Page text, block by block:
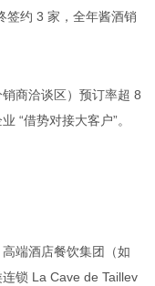
签约 3 家，全年酱酒销
商洽谈区）预订率超 8
“借势对接大客户”。
端酒店餐饮集团（如
锁 La Cave de Taillev